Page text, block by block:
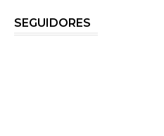
SEGUIDORES